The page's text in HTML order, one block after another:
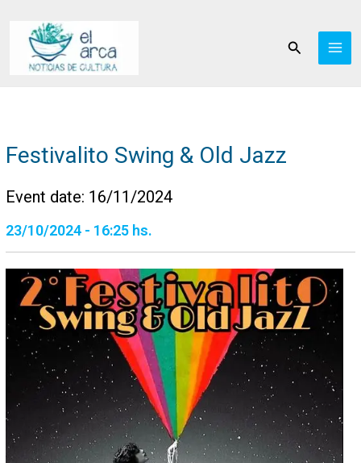
contenido
Buscar
Festivalito Swing & Old Jazz
Event date: 16/11/2024
23/10/2024 - 16:25 hs.